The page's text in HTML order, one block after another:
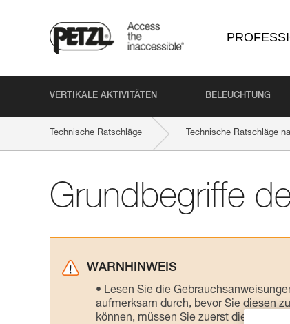
VERTIKALE AKTIVITÄTEN BELEUCHTUNG
Technische Ratschläge Technische Ratschläge
Grundbegriffe
WARNHINWEIS
Lesen Sie die
aufmerksam durch, bevor Sie diesen
können, müssen Sie zuerst die in der